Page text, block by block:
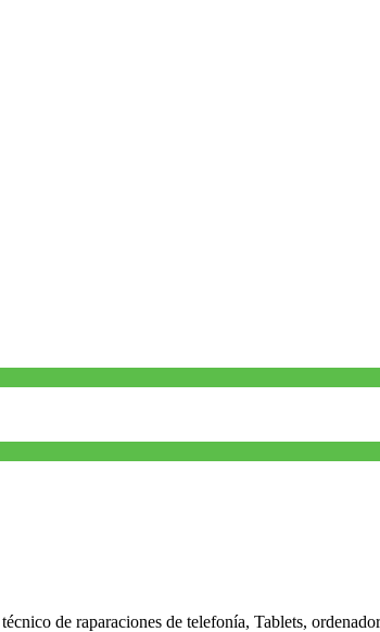
de raparaciones de telefonía, Tablets,